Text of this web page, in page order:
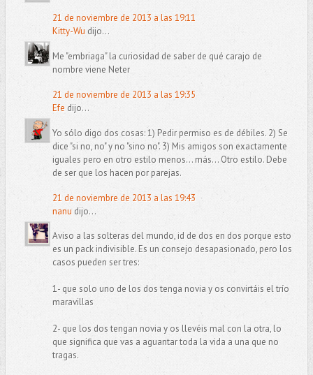
21 de noviembre de 2013 a las 19:11
Kitty-Wu dijo...
Me "embriaga" la curiosidad de saber de qué carajo de
nombre viene Neter
21 de noviembre de 2013 a las 19:35
Efe dijo...
Yo sólo digo dos cosas: 1) Pedir permiso es de débiles. 2) Se
dice "si no, no" y no "sino no". 3) Mis amigos son exactamente
iguales pero en otro estilo menos... más... Otro estilo. Debe
de ser que los hacen por parejas.
21 de noviembre de 2013 a las 19:43
nanu dijo...
Aviso a las solteras del mundo, id de dos en dos porque esto
es un pack indivisible. Es un consejo desapasionado, pero los
casos pueden ser tres:
1- que solo uno de los dos tenga novia y os convirtáis el trío
maravillas
2- que los dos tengan novia y os llevéis mal con la otra, lo
que significa que vas a aguantar toda la vida a una que no
tragas.